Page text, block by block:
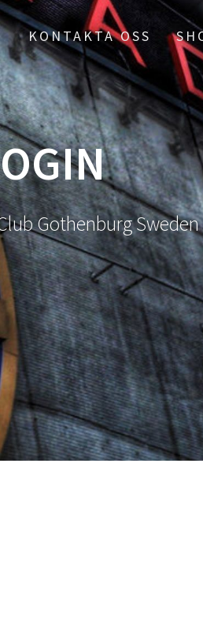
KONTAKTA OSS
Gothenburg Sweden